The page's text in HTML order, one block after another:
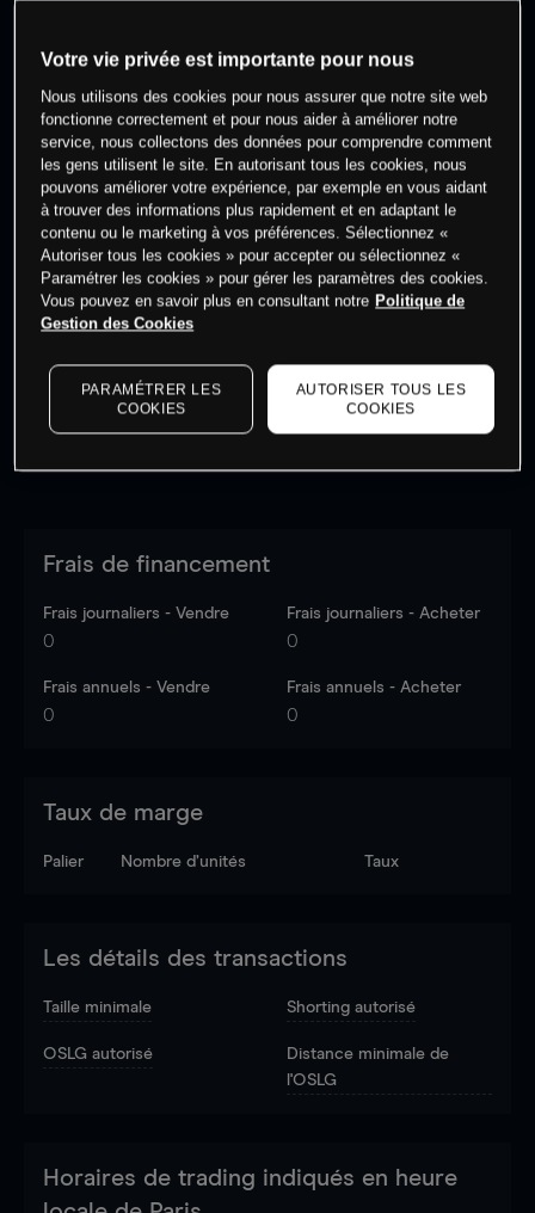
cet actif
Commencez à trader
Les prix sont indicatifs.Connectez-vous pour voir les
dernières données du marché.
Frais de financement
Frais journaliers - Vendre
0
Frais journaliers - Acheter
0
Frais annuels - Vendre
0
Frais annuels - Acheter
0
Taux de marge
Palier Nombre d’unités Taux
Les détails des transactions
Taille minimale Shorting autorisé
OSLG autorisé
Distance minimale de
l'OSLG
Horaires de trading indiqués en heure
Votre vie privée est importante pour nous
Nous utilisons des cookies pour nous assurer que notre site web
fonctionne correctement et pour nous aider à améliorer notre
service, nous collectons des données pour comprendre comment
les gens utilisent le site. En autorisant tous les cookies, nous
pouvons améliorer votre expérience, par exemple en vous aidant
à trouver des informations plus rapidement et en adaptant le
contenu ou le marketing à vos préférences. Sélectionnez «
Autoriser tous les cookies » pour accepter ou sélectionnez «
Paramétrer les cookies » pour gérer les paramètres des cookies.
Vous pouvez en savoir plus en consultant notre Politique de
Gestion des Cookies
PARAMÉTRER LES
COOKIES
AUTORISER TOUS LES
COOKIES